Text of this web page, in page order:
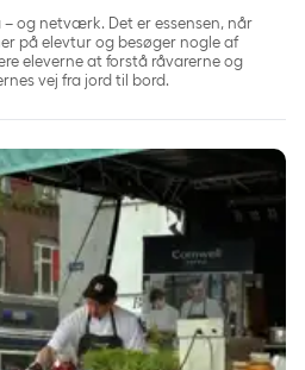
– og netværk. Det er essensen, når
på elevtur og besøger nogle af
eleverne at forstå råvarerne og
vej fra jord til bord.
Folkemøde: Grøn smag